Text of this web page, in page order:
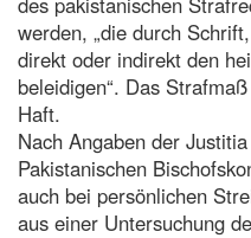
werden, „die durch
direkt oder indirekt den
beleidigen“. Das
Haft.
Nach Angaben der
Pakistanischen
auch bei persönlichen
aus einer Untersuchung